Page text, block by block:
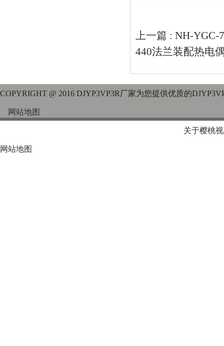
上一篇 : NH-YGC-
440法兰装配热电
COPYRIGHT @ 2016 DJYP3VP3R厂家为您提供优质的
网站地图
关于樱桃
网站地图